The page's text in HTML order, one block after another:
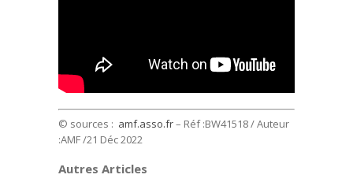
© sources : amf.asso.fr– Réf :BW41518 / Auteur
:AMF /21 Déc 2022
Autres Articles